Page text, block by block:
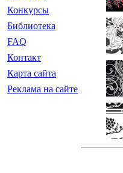
Конкурсы
Библиотека
FAQ
Контакт
Карта сайта
Реклама на сайте